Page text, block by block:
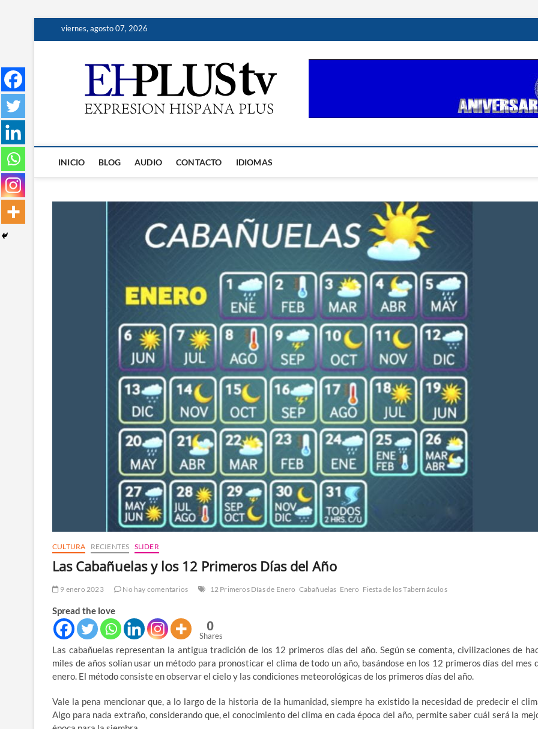
viernes, agosto 07, 2026
INICIO BLOG AUDIO CONTACTO IDIOMAS
CULTURA RECIENTES SLIDER
Las Cabañuelas y los 12 Primeros Días del Año
9 enero 2023 No hay comentarios 12 Primeros Días de Enero Cabañuelas Enero Fiesta de los Tabernáculos
Spread the love
0
Shares
Las cabañuelas representan la antigua tradición de los 12 primeros días del año. Según se comenta, civilizaciones de
miles de años solían usar un método para pronosticar el clima de todo un año, basándose en los 12 primeros días del mes
enero. El método consiste en observar el cielo y las condiciones meteorológicas de los primeros días del año.
Vale la pena mencionar que, a lo largo de la historia de la humanidad, siempre ha existido la necesidad de predecir el
Algo para nada extraño, considerando que, el conocimiento del clima en cada época del año, permite saber cuál será la